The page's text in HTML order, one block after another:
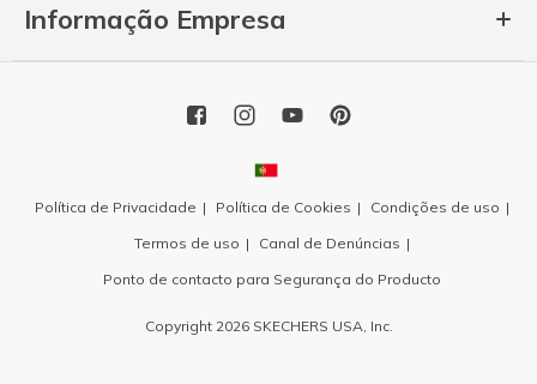
Informação Empresa
Política de Privacidade Política de Cookies
Condições de uso
Termos de uso
Canal de Denúncias
Ponto de contacto para Segurança do Producto
Copyright 2026 SKECHERS USA, Inc.